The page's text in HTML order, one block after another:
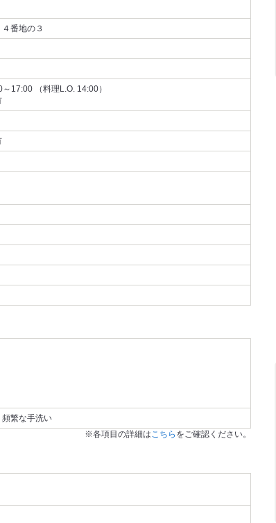
番地の３
17:00 （料理L.O. 14:00）
繁な手洗い
※各項目の詳細は こちら をご確認ください。